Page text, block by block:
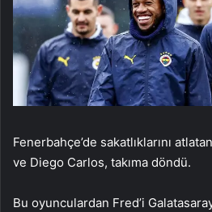
Fenerbahçe’de sakatlıklarını
ve Diego Carlos, takıma döndü.
Bu oyunculardan Fred’i